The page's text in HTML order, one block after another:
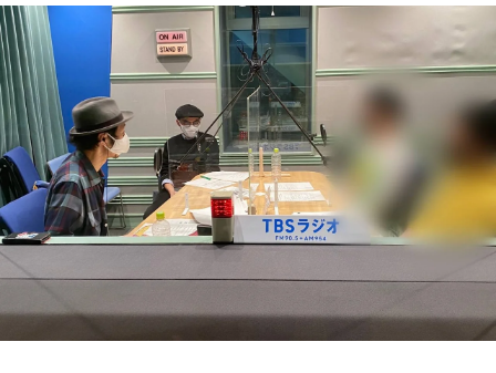
お知らせ
イベント・グッズ
YouTube
会社情報